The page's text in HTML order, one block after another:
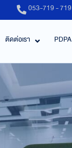
053-719 - 719
ติดต่อเรา PDPA